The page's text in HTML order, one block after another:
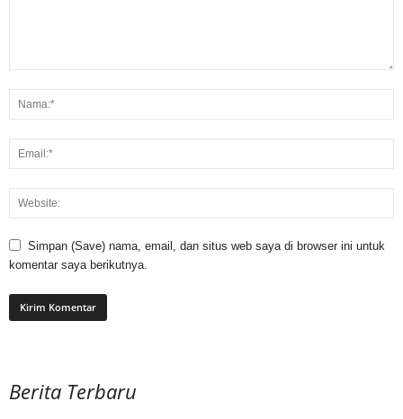
Simpan (Save) nama, email, dan situs web saya di browser ini untuk
komentar saya berikutnya.
Berita Terbaru